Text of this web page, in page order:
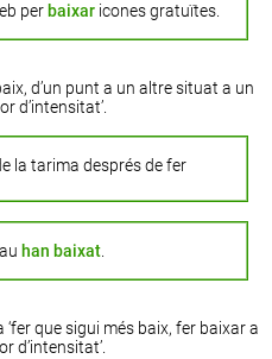
per baixaricones gratuïtes.
d’un punt a un altre situat a un
d’intensitat’.
la tarima després de fer
han baixat.
‘fer que sigui més baix, fer baixar a
d’intensitat’.